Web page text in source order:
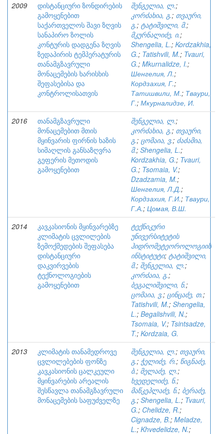
2009
დისტანციური ზონდირების
გამოყენებით
საქართველოს შავი ზღვის
სანაპირო ზოლის
კონტურის დადგენა ზღვის
ზედაპირის ტემპერატურის
თანამგზავრული
მონაცემების ხარისხის
შეფასებისა და
კონტროლისათვის
შენგელია, ლ.;
კორძახია, გ.; თვაური,
გ.; ტატიშვილი, მ.;
მკურნალიძე, ი.;
Shengelia, L.; Kordzakhia,
G.; Tatishvili, M.; Tvauri,
G.; Mkurnalidze, I.;
Шенгелия, Л.;
Кордзахия, Г.;
Татишвили, М.; Тваури,
Г.; Мкурналидзе, И.
2016
თანამგზავრული
მონაცემებით მთის
მყინვარის ფირნის ხაზის
სიმაღლის განსაზღვრა
გეფერის მეთოდის
გამოყენებით
შენგელია, ლ.;
კორძახია, გ.; თვაური,
გ.; ცომაია, ვ.; ძაძამია,
მ.; Shengelia, L.;
Kordzakhia, G.; Tvauri,
G.; Tsomaia, V.;
Dzadzamia, M.;
Шенгелия, Л.Д.;
Кордзахия, Г.И.; Тваури,
Г.А.; Цомая, В.Ш.
2014
კავკასიონის მყინვარებზე
კლიმატის ცვლილების
ზემოქმედების შეფასება
დისტანციური
დაკვირვების
ტექნოლოგიების
გამოყენებით
ტექნიკური
უნივერსიტეტის
ჰიდრომეტეოროლოგიის
ინსტიტუტი; ტატიშვილი,
მ.; შენგელია, ლ.;
კორძაია, გ.;
ბეგალიშვილი, ნ.;
ცომაია, ვ.; ცინცაძე, თ.;
Tatishvili, M.; Shengelia,
L.; Begalishvili, N.;
Tsomaia, V.; Tsintsadze,
T.; Kordzaia, G.
2013
კლიმატის თანამედროვე
ცვლილებების ფონზე
კავკასიონის ცალკეული
მყინვარების არეალის
შესწავლა თანამგზავრული
მონაცემების საფუძველზე
შენგელია, ლ.; თვაური,
გ.; ჭელიძე, რ.; წიგნაძე,
ბ.; მელაძე, ლ.;
ხვედელიძე, ნ.;
მაწკეპლაძე, ნ.; ბერაძე,
გ.; Shengelia, L.; Tvauri,
G.; Chelidze, R.;
Cignadze, B.; Meladze,
L.; Khvedelidze, N.;